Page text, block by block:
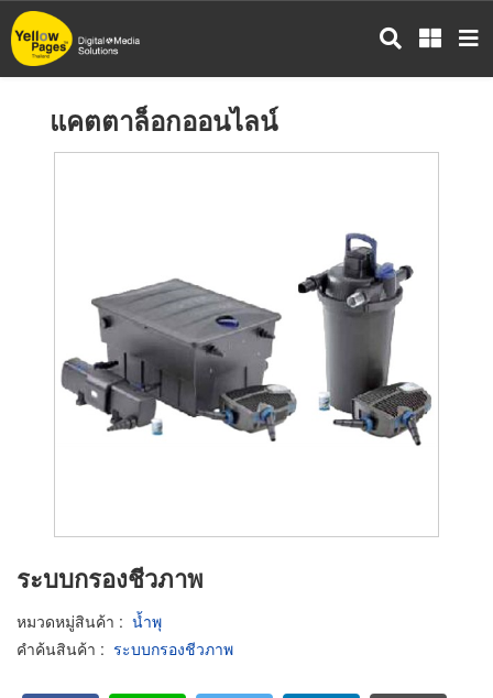
ข้าม
ไป
แคตตาล็อกออนไลน์
ระบบกรองชีวภาพ
หมวดหมู่สินค้า : น้ำพุ
คำค้นสินค้า : ระบบกรองชีวภาพ